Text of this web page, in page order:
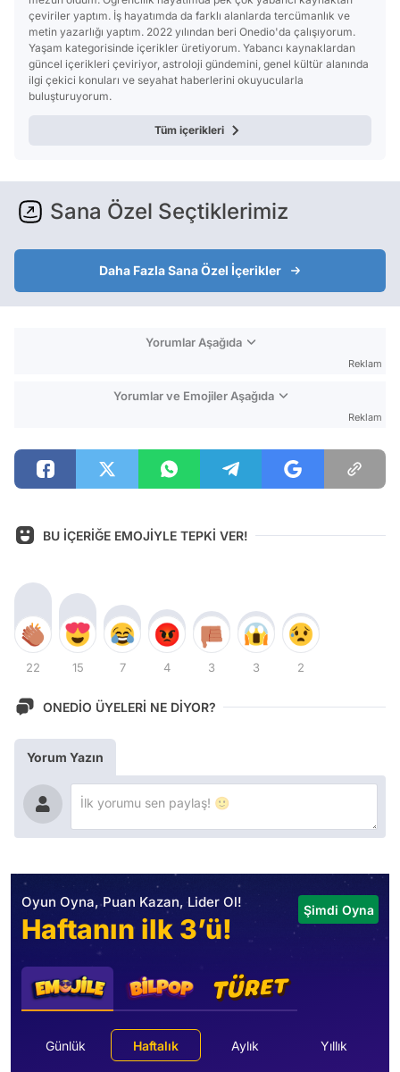
çeviriler yaptım. İş hayatımda da farklı alanlarda tercümanlık ve
metin yazarlığı yaptım. 2022 yılından beri Onedio'da çalışıyorum.
Yaşam kategorisinde içerikler üretiyorum. Yabancı kaynaklardan
güncel içerikleri çeviriyor, astroloji gündemini, genel kültür alanında
ilgi çekici konuları ve seyahat haberlerini okuyucularla
buluşturuyorum.
Tüm içerikleri
Sana Özel Seçtiklerimiz
Daha Fazla Sana Özel İçerikler
Yorumlar Aşağıda
Reklam
Yorumlar ve Emojiler Aşağıda
Reklam
BU İÇERİĞE EMOJİYLE TEPKİ VER!
22 15 7 4 3 3 2
ONEDİO ÜYELERİ NE DİYOR?
Yorum Yazın
Oyun Oyna, Puan Kazan, Lider Ol!
Haftanın ilk 3’ü!
Şimdi Oyna
Günlük Haftalık Aylık Yıllık